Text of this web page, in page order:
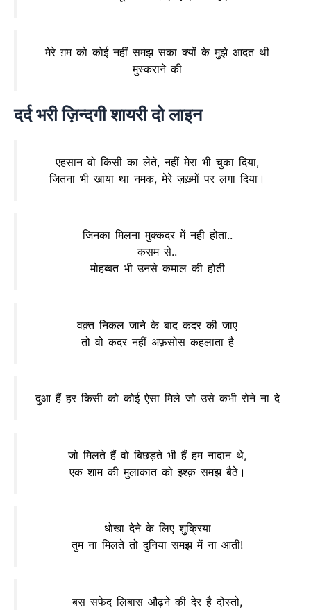
मेरे ग़म को कोई नहीं समझ सका क्यों के मुझे आदत थी
मुस्कराने की
दर्द भरी ज़िन्दगी शायरी दो लाइन
एहसान वो किसी का लेते, नहीं मेरा भी चुका दिया,
जितना भी खाया था नमक, मेरे ज़ख़्मों पर लगा दिया।
जिनका मिलना मुक्कदर में नही होता..
कसम से..
मोहब्बत भी उनसे कमाल की होती
वक़्त निकल जाने के बाद कदर की जाए
तो वो कदर नहीं अफ़सोस कहलाता है
दुआ हैं हर किसी को कोई ऐसा मिले जो उसे कभी रोने ना दे
जो मिलते हैं वो बिछड़ते भी हैं हम नादान थे,
एक शाम की मुलाकात को इश्क़ समझ बैठे।
धोखा देने के लिए शुक्रिया
तुम ना मिलते तो दुनिया समझ में ना आती!
बस सफेद लिबास औढ़ने की देर है दोस्तो,